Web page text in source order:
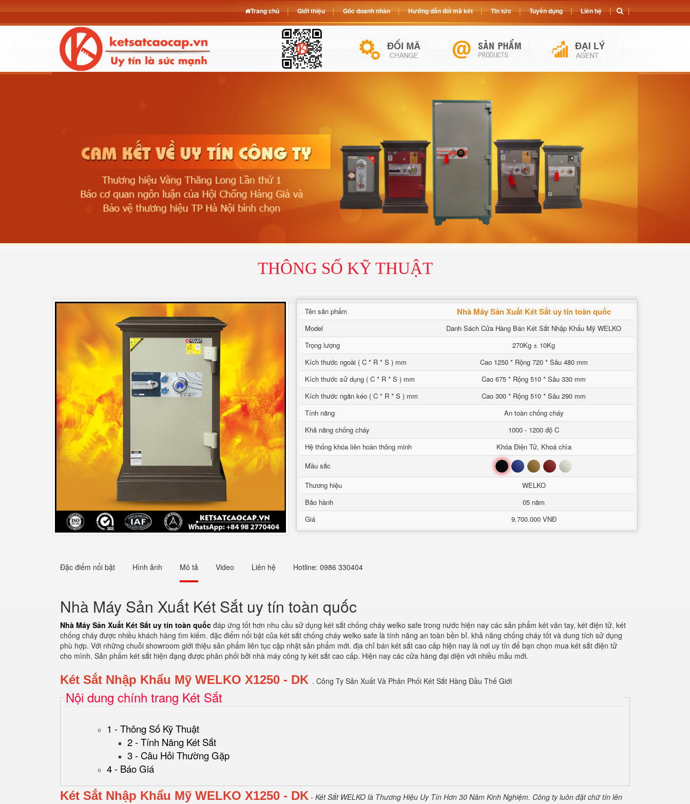
THÔNG SỐ KỸ THUẬT
Tên sản phẩm Nhà Máy Sản Xuất Két Sắt uy tín toàn quốc
Model
Danh Sách Cửa Hàng Bán Két Sắt Nhập Khẩu Mỹ WELKO
Trọng lượng
270Kg ± 10Kg
Kích thước ngoài ( C * R * S ) mm
Cao 1250 * Rộng 720 * Sâu 480 mm
Kích thước sử dụng ( C * R * S ) mm
Cao 675 * Rộng 510 * Sâu 330 mm
Kích thước ngăn kéo ( C * R * S ) mm
Cao 300 * Rộng 510 * Sâu 290 mm
Tính năng
An toàn chống cháy
Khả năng chống cháy
1000 - 1200 độ C
Hệ thống khóa liên hoàn thông minh
Khóa Điện Tử, Khoá chìa
Mầu sắc
Đen Xanh Nâu Đỏ Trắng
Thương hiệu
WELKO
Bảo hành
05 năm
Giá
9.700.000 VNĐ
Đặc điểm nổi bật Hình ảnh Mô tả Video Liên hệ Hotline: 0986 330404
Nhà Máy Sản Xuất Két Sắt uy tín toàn quốc
Nhà Máy Sản Xuất Két Sắt uy tín toàn quốc đáp ứng tốt hơn nhu cầu sử dụng két sắt chống cháy welko safe trong nước hiện nay các sản phẩm két vân tay, két điện tử, két
chống cháy được nhiều khách hàng tìm kiếm. đặc điểm nổi bật của két sắt chống cháy welko safe là tính năng an toàn bền bỉ. khả năng chống cháy tốt và dung tích sử dụng
phù hợp. Với những chuỗi showroom giới thiệu sản phẩm liên tục cập nhật sản phẩm mới. địa chỉ bán két sắt cao cấp hiện nay là nơi uy tín để bạn chọn mua két sắt điện tử
cho mình. Sản phẩm két sắt hiện đạng được phân phối bởi nhà máy công ty két sắt cao cấp. Hiện nay các cửa hàng đại diện với nhiều mẫu mới.
Két Sắt Nhập Khẩu Mỹ WELKO X1250 - DK . Công Ty Sản Xuất Và Phân Phối Két Sắt Hàng Đầu Thế Giới
Nội dung chính trang Két Sắt
1 - Thông Số Kỹ Thuật
2 - Tính Năng Két Sắt
3 - Câu Hỏi Thường Gặp
4 - Báo Giá
Két Sắt Nhập Khẩu Mỹ WELKO X1250 - DK - Két Sắt WELKO là Thương Hiệu Uy Tín Hơn 30 Năm Kinh Nghiệm. Công ty luôn đặt chữ tín lên
Trang chủ Giới thiệu Góc doanh nhân Hướng dẫn đổi mã két Tin tức Tuyển dụng Liên hệ